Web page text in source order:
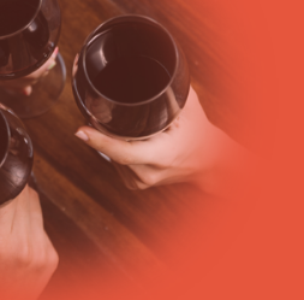
parmi les différents
ici de l’une des plus célèbres
a su bâtir et maintenir sa
siècles.
de Blancs sont les deux grandes
proposées, aux côtés du
Blanc de Blancs ou
de grands champagnes,
les envies de tous les